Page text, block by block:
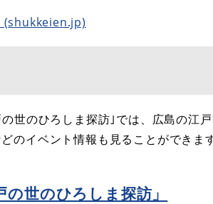
(shukkeien.jp)
世のひろしま探訪｣では、広島の江戸
のイベント情報も見ることができま
世のひろしま探訪」